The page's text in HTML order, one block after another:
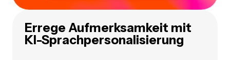
Errege Aufmerksamkeit mit
KI-Sprachpersonalisierung